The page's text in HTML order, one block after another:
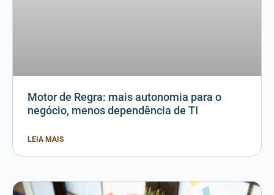
Motor de Regra: mais autonomia para o
negócio, menos dependência de TI
LEIA MAIS